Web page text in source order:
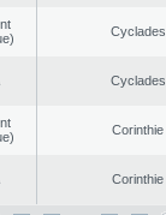
Cyclades
Cyclades
Corinthie
Corinthie